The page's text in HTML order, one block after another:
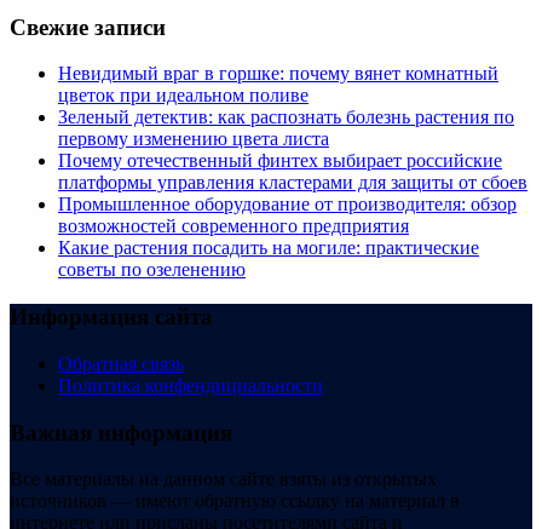
Свежие записи
Невидимый враг в горшке: почему вянет комнатный
цветок при идеальном поливе
Зеленый детектив: как распознать болезнь растения по
первому изменению цвета листа
Почему отечественный финтех выбирает российские
платформы управления кластерами для защиты от сбоев
Промышленное оборудование от производителя: обзор
возможностей современного предприятия
Какие растения посадить на могиле: практические
советы по озеленению
Информация сайта
Обратная связь
Политика конфендициальности
Важная информация
Все материалы на данном сайте взяты из открытых
источников — имеют обратную ссылку на материал в
интернете или присланы посетителями сайта и